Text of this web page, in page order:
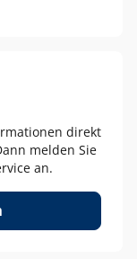
Ausnahmefällen
Umsetzungen
von jeweils einer
direkt
melden Sie
an.